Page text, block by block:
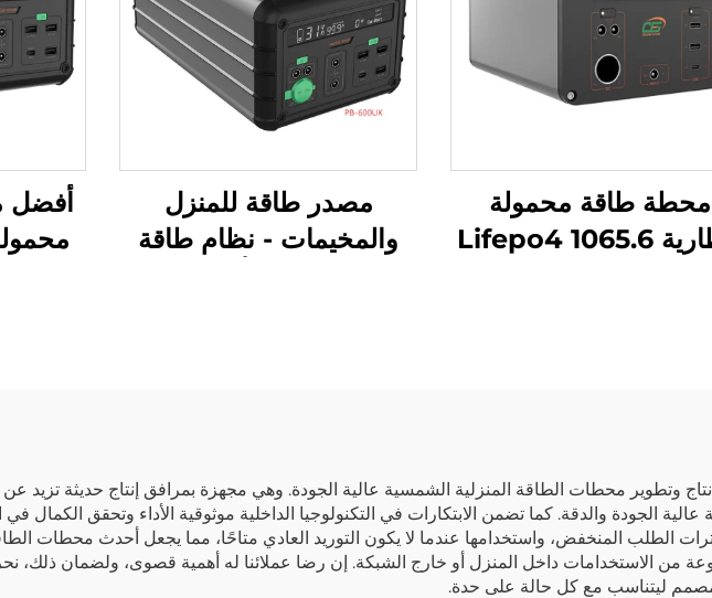
محطة طاقة محمولة
ببطارية Lifepo4 1065.6
مصدر طاقة للمنزل
والمخيمات - نظام طاقة
أفضل
وبقدرة إنتاج يومية تبلغ 50,000 بطارية عالية الجودة والدقة. كما تضمن الابتكارات في التكنولوجيا الداخلية موثوقية الأداء وتحقق
الطلب المنخفض، واستخدامها عندما لا يكون التوريد العادي متاحًا، مما يجعل أحدث محطات
من الاستخدامات داخل المنزل أو خارج الشبكة. إن رضا عملائنا له أهمية قصوى، ولضمان ذلك،
ليتناسب مع كل حالة على حدة.